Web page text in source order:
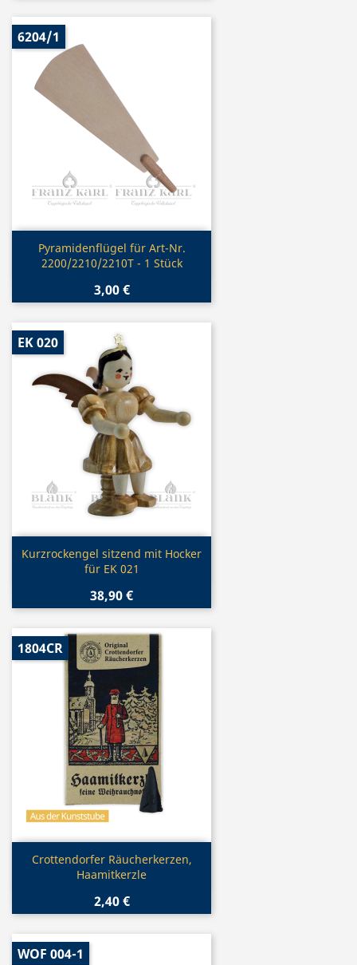
Vorschau
Pyramidenflügel für Art-Nr.
2200/2210/2210T - 1 Stück
3,00 €
6204/1
Vorschau
Kurzrockengel sitzend mit Hocker
für EK 021
38,90 €
EK 020
Vorschau
Crottendorfer Räucherkerzen,
Haamitkerzle
2,40 €
1804CR
WOF 004-1